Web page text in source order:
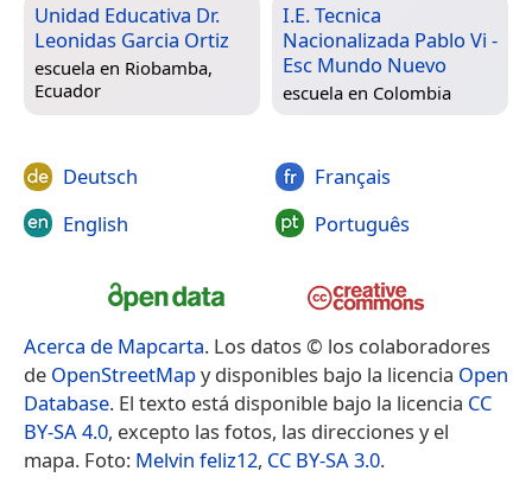
Unidad Educativa Dr.
Leonidas Garcia Ortiz
escuela en Riobamba,
Ecuador
I.E. Tecnica
Nacionalizada Pablo Vi -
Esc Mundo Nuevo
escuela en Colombia
Deutsch
English
Français
Português
Acerca de Mapcarta. Los datos © los colaboradores
de OpenStreetMapy disponibles bajo la licencia Open
Database. El texto está disponible bajo la licencia CC
BY-SA 4.0, excepto las fotos, las direcciones y el
mapa. Foto: Melvin feliz12, CC BY-SA 3.0.